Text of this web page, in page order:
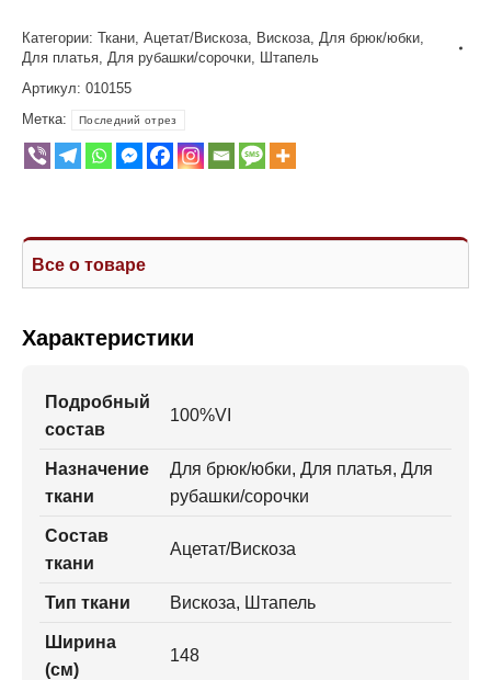
Категории: Ткани Ацетат/Вискоза Вискоза Для брюк/юбки
Для платья Для рубашки/сорочки Штапель
Артикул: 010155
Метка:
Последний отрез
Все о товаре
Характеристики
Подробный
состав
100%VI
Назначение
ткани
Для брюк/юбки, Для платья, Для
рубашки/сорочки
Состав
ткани
Ацетат/Вискоза
Тип ткани Вискоза, Штапель
Ширина
(см)
148